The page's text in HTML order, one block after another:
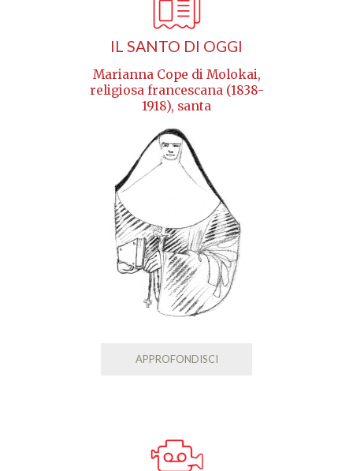
IL SANTO DI OGGI
Marianna Cope di Molokai,
religiosa francescana (1838-
1918), santa
APPROFONDISCI